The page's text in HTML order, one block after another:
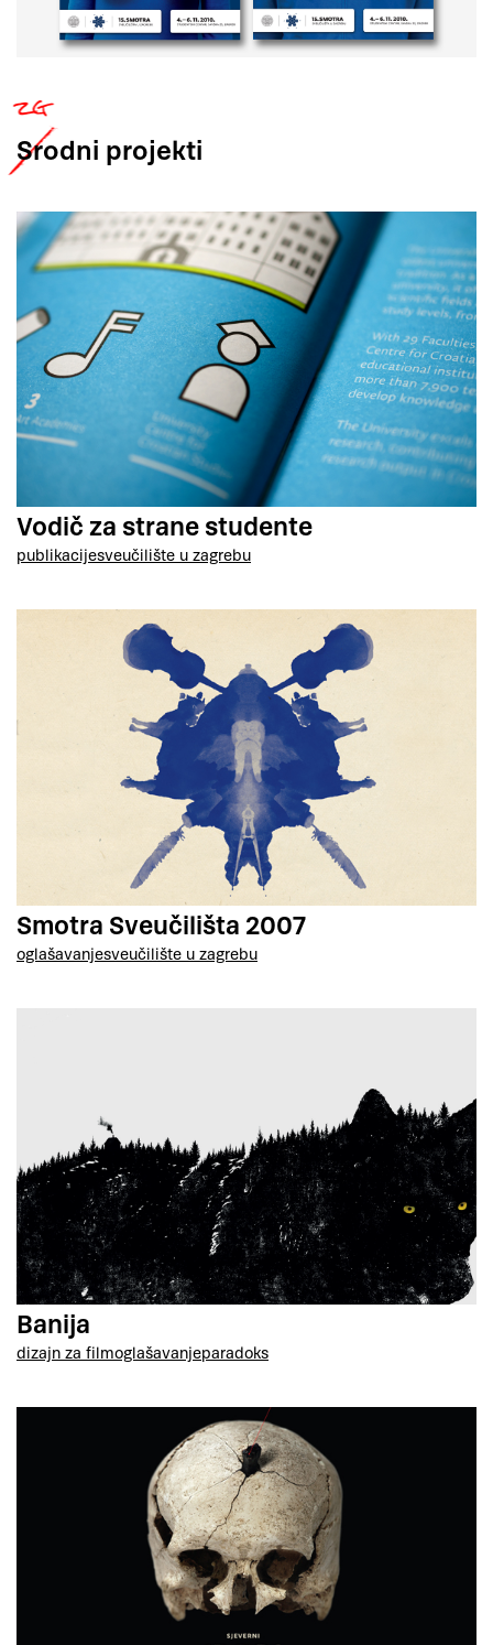
Srodni projekti
Vodič za strane studente
publikacijesveučilište u zagrebu
Smotra Sveučilišta 2007
oglašavanjesveučilište u zagrebu
Banija
dizajn za filmoglašavanjeparadoks